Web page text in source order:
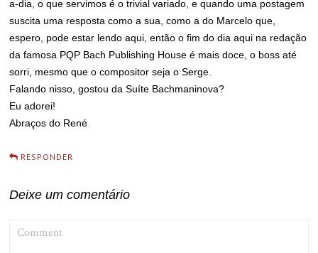
a-dia, o que servimos é o trivial variado, e quando uma postagem
suscita uma resposta como a sua, como a do Marcelo que,
espero, pode estar lendo aqui, então o fim do dia aqui na redação
da famosa PQP Bach Publishing House é mais doce, o boss até
sorri, mesmo que o compositor seja o Serge.
Falando nisso, gostou da Suíte Bachmaninova?
Eu adorei!
Abraços do René
RESPONDER
Deixe um comentário